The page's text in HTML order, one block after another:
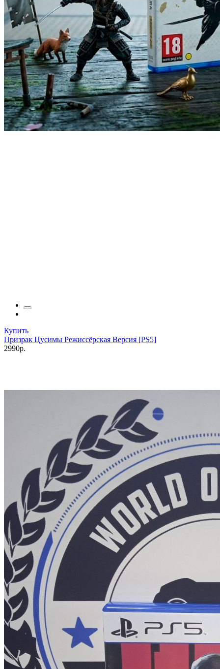
Купить
Призрак Цусимы Режиссёрская Версия [PS5]
2990р.